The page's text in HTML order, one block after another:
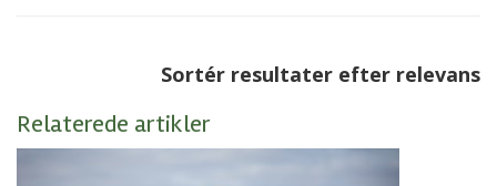
Sortér resultater efter relevans
Relaterede artikler